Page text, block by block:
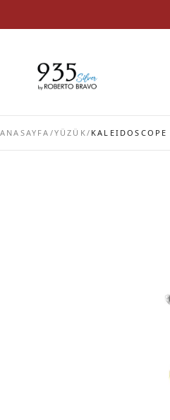
ANASAYFA /YÜZÜK/